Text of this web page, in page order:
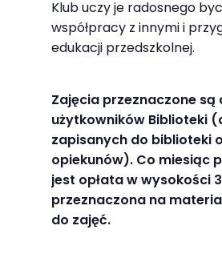
Klub uczy je radosnego
współpracy z innymi i
edukacji przedszkolnej.
Zajęcia przeznaczone są
użytkowników Biblioteki
zapisanych do biblioteki
opiekunów). Co miesiąc
jest opłata w wysokości
przeznaczona na
do zajęć.
używana.
Aby nasza
strona
internetowa
działała jak
najlepiej
podczas